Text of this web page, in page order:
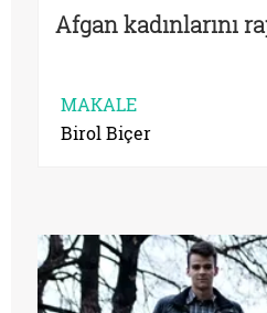
Afgan kadınlarını
MAKALE
Birol Biçer